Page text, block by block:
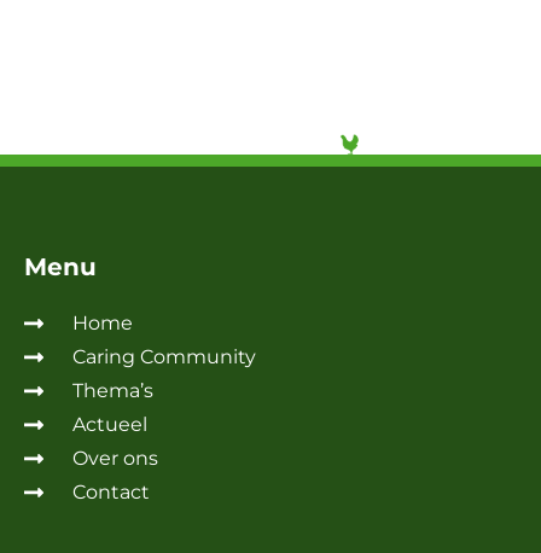
Menu
Home
Caring Community
Thema’s
Actueel
Over ons
Contact